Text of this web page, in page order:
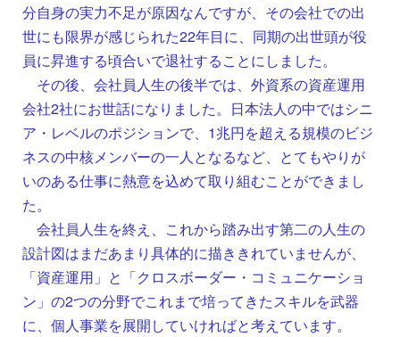
分自身の実力不足が原因なんですが、その会社での出
世にも限界が感じられた22年目に、同期の出世頭が役
員に昇進する頃合いで退社することにしました。
その後、会社員人生の後半では、外資系の資産運用
会社2社にお世話になりました。日本法人の中ではシニ
ア・レベルのポジションで、1兆円を超える規模のビジ
ネスの中核メンバーの一人となるなど、とてもやりが
いのある仕事に熱意を込めて取り組むことができまし
た。
会社員人生を終え、これから踏み出す第二の人生の
設計図はまだあまり具体的に描ききれていませんが、
「資産運用」と「クロスボーダー・コミュニケーショ
ン」の2つの分野でこれまで培ってきたスキルを武器
に、個人事業を展開していければと考えています。